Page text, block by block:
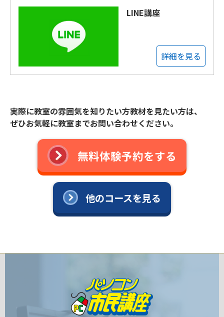
LINE講座
詳細を見る
実際に教室の雰囲気を知りたい方教材を見たい方は、
ぜひお気軽に教室までお問い合わせください。
無料体験予約をする
他のコースを見る